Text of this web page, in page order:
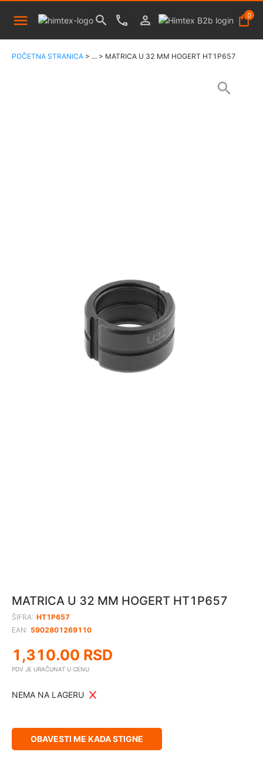
0
POČETNA STRANICA > ... > MATRICA U 32 MM HOGERT HT1P657
MATRICA U 32 MM HOGERT HT1P657
ŠIFRA: HT1P657
EAN: 5902801269110
1,310.00 RSD
PDV JE URAČUNAT U CENU
NEMA NA LAGERU
OBAVESTI ME KADA STIGNE